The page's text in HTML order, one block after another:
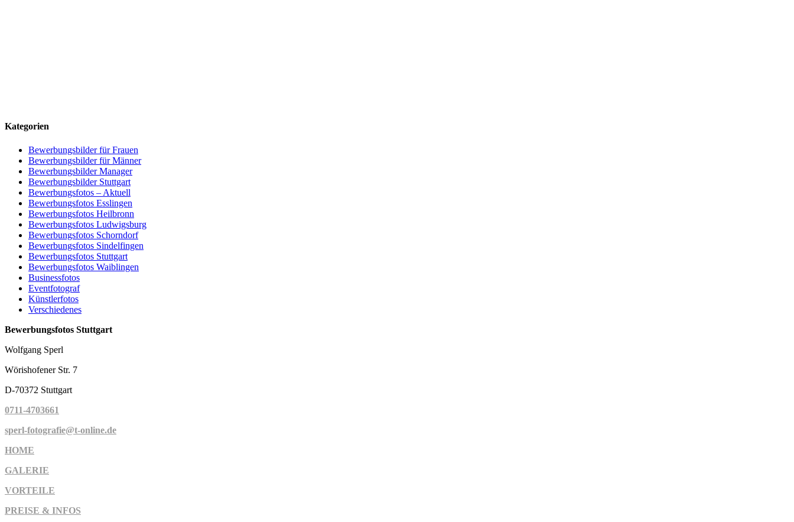
Kategorien
Bewerbungsbilder für Frauen
Bewerbungsbilder für Männer
Bewerbungsbilder Manager
Bewerbungsbilder Stuttgart
Bewerbungsfotos – Aktuell
Bewerbungsfotos Esslingen
Bewerbungsfotos Heilbronn
Bewerbungsfotos Ludwigsburg
Bewerbungsfotos Schorndorf
Bewerbungsfotos Sindelfingen
Bewerbungsfotos Stuttgart
Bewerbungsfotos Waiblingen
Businessfotos
Eventfotograf
Künstlerfotos
Verschiedenes
Bewerbungsfotos Stuttgart
Wolfgang Sperl
Wörishofener Str. 7
D-70372 Stuttgart
0711-4703661
sperl-fotografie@t-online.de
HOME
GALERIE
VORTEILE
PREISE & INFOS